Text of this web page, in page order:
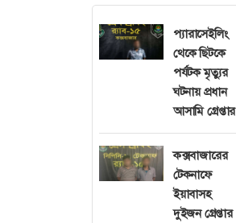
প্যারাসেইলিং
থেকে ছিটকে
পর্যটক মৃত্যুর
ঘটনায় প্রধান
আসামি গ্রেপ্তার
কক্সবাজারের
টেকনাফে
ইয়াবাসহ
দুইজন গ্রেপ্তার